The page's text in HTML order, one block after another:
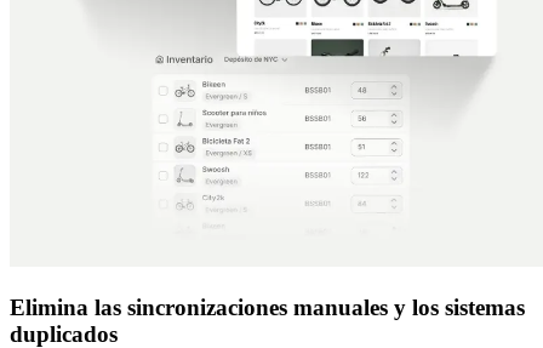
Elimina las sincronizaciones manuales y los sistemas
duplicados